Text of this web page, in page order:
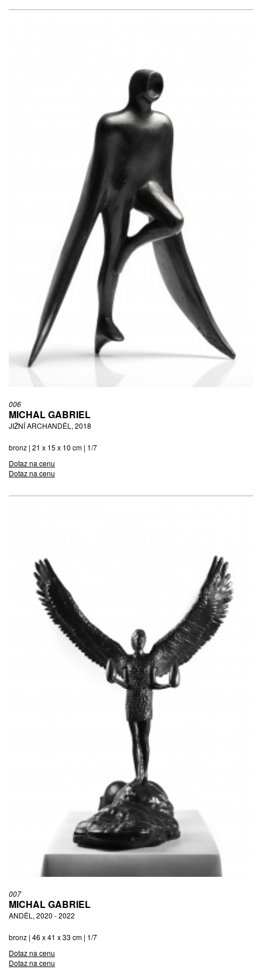
006
MICHAL GABRIEL
JIŽNÍ ARCHANDĚL, 2018
bronz | 21 x 15 x 10 cm | 1/7
Dotaz na cenu
Dotaz na cenu
007
MICHAL GABRIEL
ANDĚL, 2020 - 2022
bronz | 46 x 41 x 33 cm | 1/7
Dotaz na cenu
Dotaz na cenu